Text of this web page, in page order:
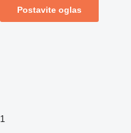
Postavite oglas
1